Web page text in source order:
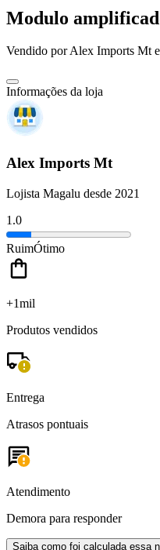
Modulo
Vendido porAlex Imports Mte
Informações da loja
Alex Imports Mt
Lojista Magalu desde 2021
1.0
RuimÓtimo
+1mil
Produtos vendidos
Entrega
Atrasos pontuais
Atendimento
Demora para responder
Saiba como foi calculada essa